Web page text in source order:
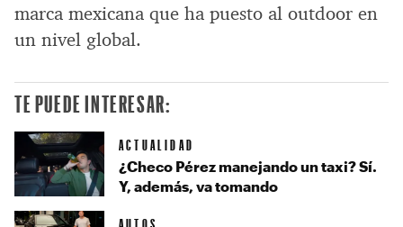
marca mexicana que ha puesto al outdoor en
un nivel global.
TE PUEDE INTERESAR:
ACTUALIDAD
¿Checo Pérez manejando un taxi? Sí.
Y, además, va tomando